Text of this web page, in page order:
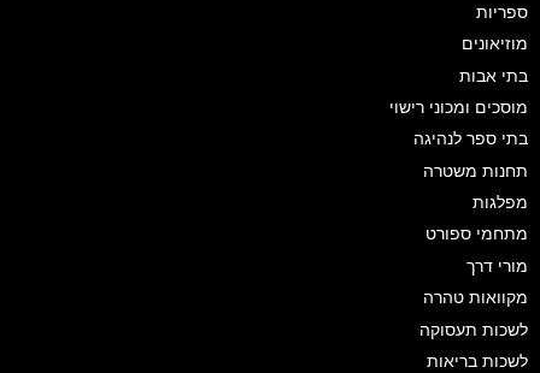
ספריות
מוזיאונים
בתי אבות
מוסכים ומכוני רישוי
בתי ספר לנהיגה
תחנות משטרה
מפלגות
מתחמי ספורט
מורי דרך
מקוואות טהרה
לשכות תעסוקה
לשכות בריאות